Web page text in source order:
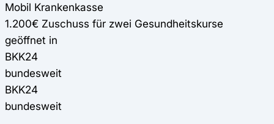
Mobil Krankenkasse
1.200€ Zuschuss für zwei Gesundheitskurse
geöffnet in
BKK24
bundesweit
BKK24
bundesweit